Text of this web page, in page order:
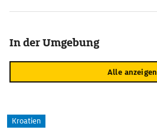
In der Umgebung
Alle anzeigen
Kroatien